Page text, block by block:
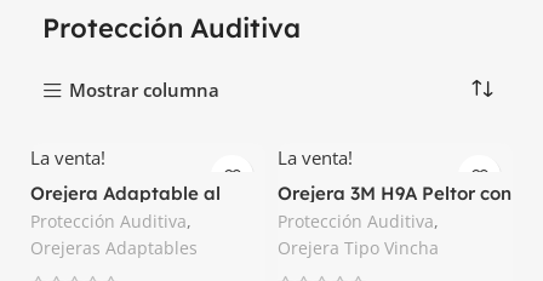
Protección Auditiva
Mostrar columna
La venta!
Orejera Adaptable al
Casco 27dB Spro
Protección Auditiva,
Orejeras Adaptables
La venta!
Orejera 3M H9A Peltor con
Banda 25dB
Protección Auditiva,
Orejera Tipo Vincha